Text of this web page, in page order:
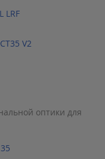
LRF
V2
оптики для